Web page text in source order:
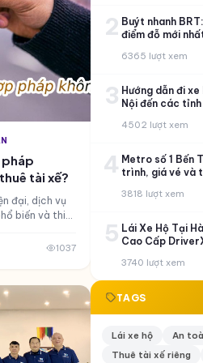
pháp
tài xế?
đại, dịch vụ
biến và thiết
là liệu dịch
thông tin chi
rõ ràng và
1037
2 Buýt nhanh
điểm đỗ mới
6365 lượt xem
3 Hướng dẫn đi
Nội đến các
4502 lượt xem
4 Metro số 1 Bến
trình, giá vé và
3818 lượt xem
5 Lái Xe Hộ Tại
Cao Cấp
3740 lượt xem
TAGS
Lái xe hộ
An
Thuê tài xế riêng